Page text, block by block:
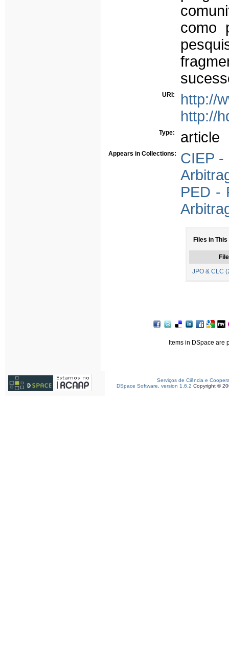
como
URI:
http://
http://
Type: article
Appears in Collections:
CIEP -
PED -
Files in
File
JPO & CLC
Items in DSpace are
Serviços de Ciência e
DSpace Software, version 1.6.2 Copyright ©